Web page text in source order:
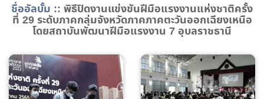
ชื่ออัลบั้ม :: พิธีปิดงานแข่งขันฝีมือแรงงานแห่งชาติครั้ง
ที่ 29 ระดับภาคกลุ่มจังหวัดภาคภาคตะวันออกเฉียงเหนือ
โดยสถาบันพัฒนาฝีมือแรงงาน 7 อุบลราชธานี